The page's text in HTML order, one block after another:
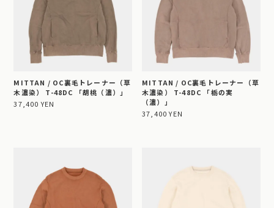
MITTAN / OC裏毛トレーナー（草
木濃染） T-48DC 「胡桃（濃）」
37,400 YEN
MITTAN / OC裏毛トレーナー（草
木濃染） T-48DC 「栃の実
（濃）」
37,400 YEN